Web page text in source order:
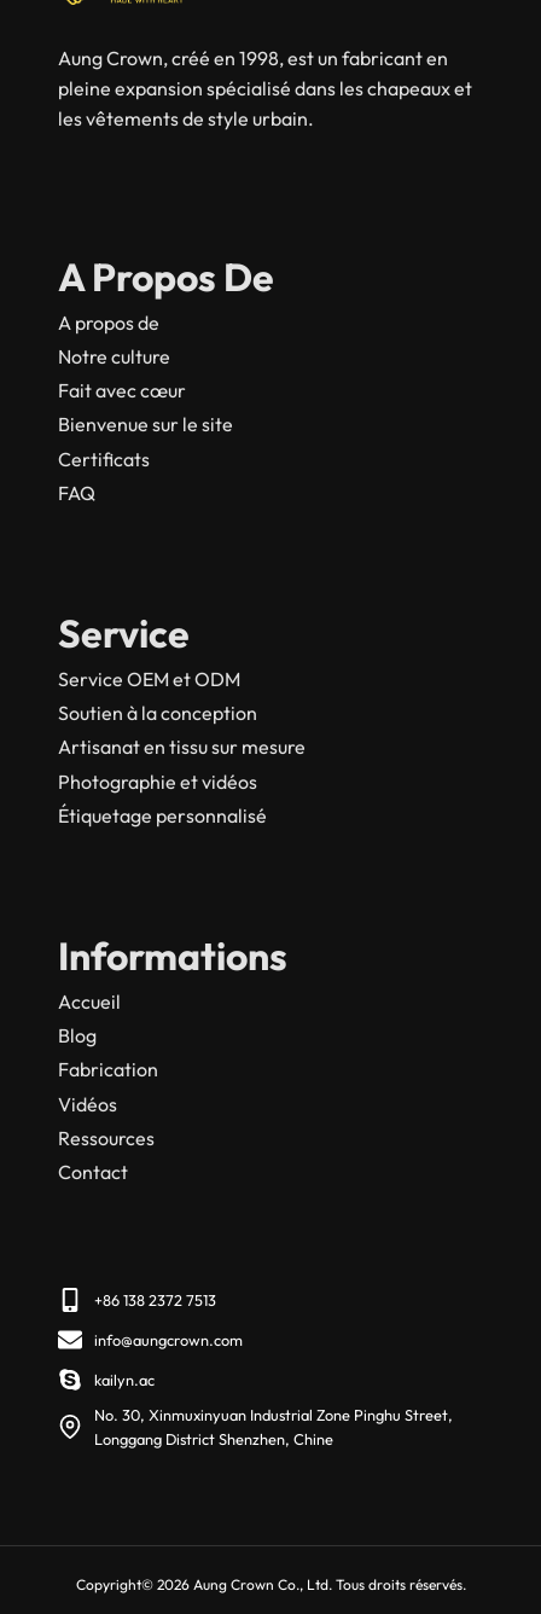
Aung Crown, créé en 1998, est un fabricant en
pleine expansion spécialisé dans les chapeaux et
les vêtements de style urbain.
A Propos De
A propos de
Notre culture
Fait avec cœur
Bienvenue sur le site
Certificats
FAQ
Service
Service OEM et ODM
Soutien à la conception
Artisanat en tissu sur mesure
Photographie et vidéos
Étiquetage personnalisé
Informations
Accueil
Blog
Fabrication
Vidéos
Ressources
Contact
+86 138 2372 7513
info@aungcrown.com
kailyn.ac
No. 30, Xinmuxinyuan Industrial Zone Pinghu Street,
Longgang District Shenzhen, Chine
Copyright© 2026 Aung Crown Co., Ltd. Tous droits réservés.